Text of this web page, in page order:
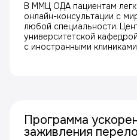
В ММЦ ОДА пациентам
онлайн-консультации с
любой специальности.
университетской
с иностранными
Программа
заживления